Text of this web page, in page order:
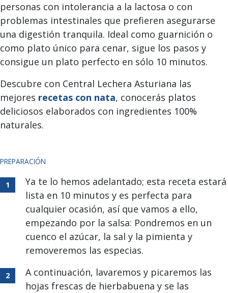
personas con intolerancia a la lactosa o con
problemas intestinales que prefieren asegurarse
una digestión tranquila. Ideal como guarnición o
como plato único para cenar, sigue los pasos y
consigue un plato perfecto en sólo 10 minutos.
Descubre con Central Lechera Asturiana las
mejores recetas con nata, conocerás platos
deliciosos elaborados con ingredientes 100%
naturales.
PREPARACIÓN
Ya te lo hemos adelantado; esta receta estará
lista en 10 minutos y es perfecta para
cualquier ocasión, así que vamos a ello,
empezando por la salsa: Pondremos en un
cuenco el azúcar, la sal y la pimienta y
removeremos las especias.
A continuación, lavaremos y picaremos las
hojas frescas de hierbabuena y se las